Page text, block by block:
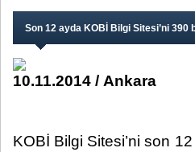
Son 12 ayda KOBİ Bilgi Sitesi’ni 390
10.11.2014 / Ankara
KOBİ Bilgi Sitesi’ni son